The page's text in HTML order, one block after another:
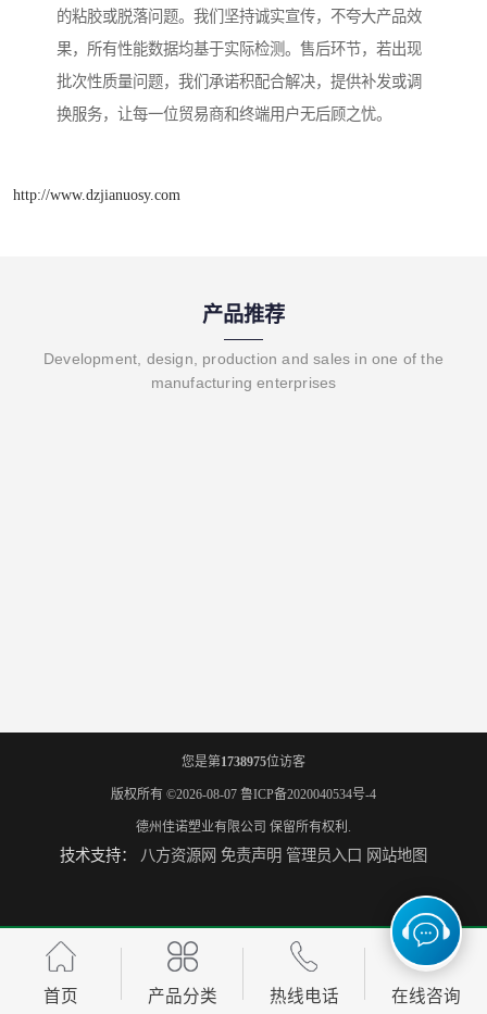
的粘胶或脱落问题。我们坚持诚实宣传，不夸大产品效
果，所有性能数据均基于实际检测。售后环节，若出现
批次性质量问题，我们承诺积配合解决，提供补发或调
换服务，让每一位贸易商和终端用户无后顾之忧。
http://www.dzjianuosy.com
产品推荐
Development, design, production and sales in one of the
manufacturing enterprises
您是第1738975位访客
版权所有 ©2026-08-07 鲁ICP备2020040534号-4
德州佳诺塑业有限公司 保留所有权利.
技术支持： 八方资源网 免责声明 管理员入口 网站地图
首页 产品分类 热线电话 在线咨询